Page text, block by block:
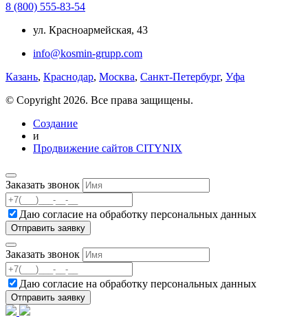
8 (800) 555-83-54
ул. Красноармейская, 43
info@kosmin-grupp.com
Казань, Краснодар, Москва, Санкт-Петербург, Уфа
© Copyright 2026. Все права защищены.
Создание
и
Продвижение сайтов CITYNIX
Заказать звонок
Даю согласие на обработку персональных данных
Заказать звонок
Даю согласие на обработку персональных данных